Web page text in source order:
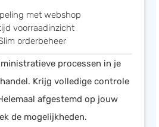
met webshop
voorraadinzicht
orderbeheer
processen in je
Krijg volledige controle
afgestemd op jouw
de mogelijkheden.